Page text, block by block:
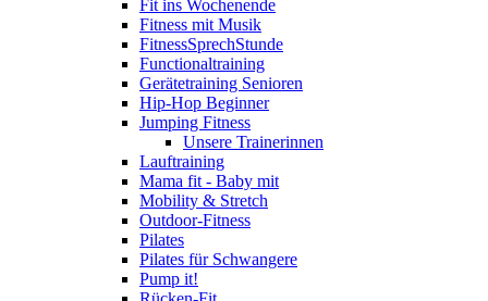
Fit ins Wochenende
Fitness mit Musik
FitnessSprechStunde
Functionaltraining
Gerätetraining Senioren
Hip-Hop Beginner
Jumping Fitness
Unsere Trainerinnen
Lauftraining
Mama fit - Baby mit
Mobility & Stretch
Outdoor-Fitness
Pilates
Pilates für Schwangere
Pump it!